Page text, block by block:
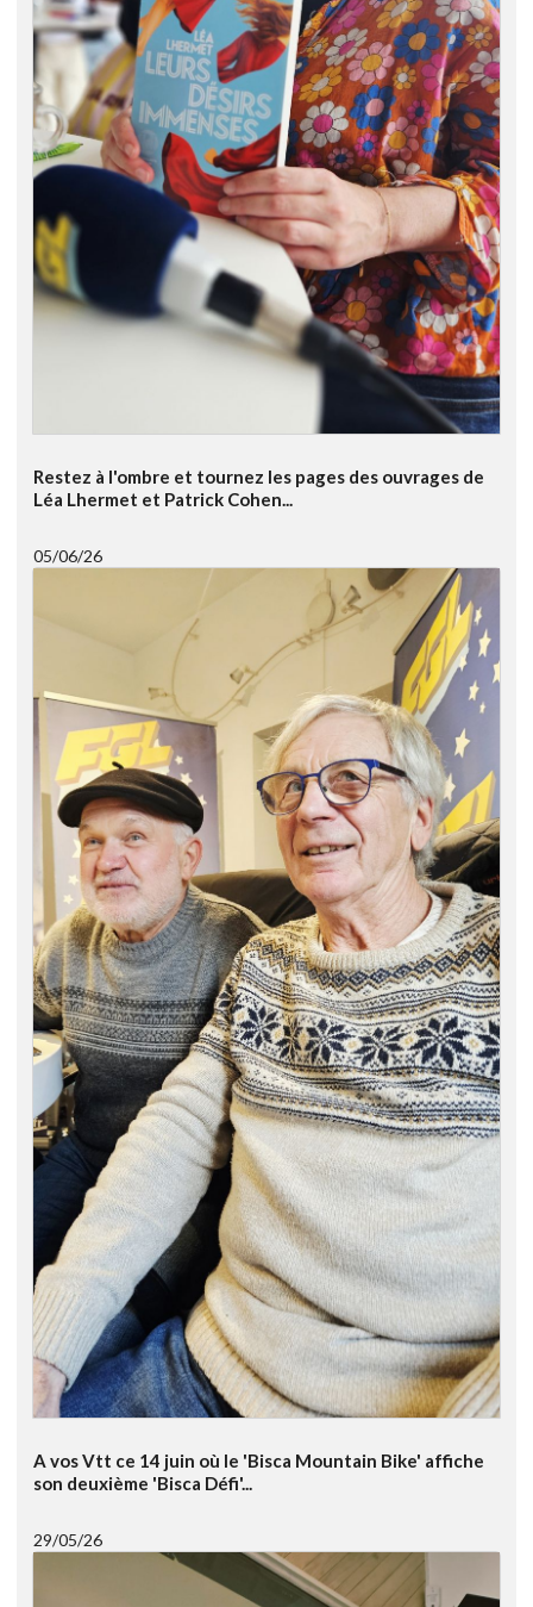
Restez à l'ombre et tournez les pages des ouvrages de
Léa Lhermet et Patrick Cohen...
05/06/26
A vos Vtt ce 14 juin où le 'Bisca Mountain Bike' affiche
son deuxième 'Bisca Défi'...
29/05/26